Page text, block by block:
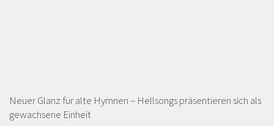
Neuer Glanz für alte Hymnen – Hellsongs präsentieren sich als
gewachsene Einheit